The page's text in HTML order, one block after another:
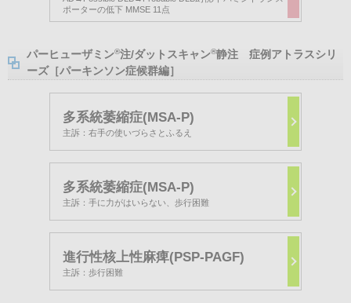
ポーターの低下 MMSE 11点
パーヒューザミン®注/ダットスキャン®静注 症例アトラスシリ
ーズ［パーキンソン症候群編］
多系統萎縮症(MSA-P)
主訴：右手の使いづらさとふるえ
多系統萎縮症(MSA-P)
主訴：手に力がはいらない、歩行困難
進行性核上性麻痺(PSP-PAGF)
主訴：歩行困難